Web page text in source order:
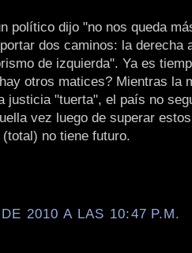
político dijo "no nos queda
dos caminos: la derecha
de izquierda". Ya es
otros matices? Mientras la
justicia "tuerta", el país no
vez luego de superar
no tiene futuro.
2010 A LAS 10:47 P.M.